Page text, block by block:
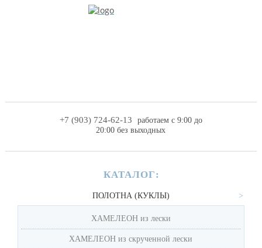
+7 (903) 724-62-13
работаем с 9:00 до
20:00 без выходных
КАТАЛОГ:
ПОЛОТНА (КУКЛЫ)
ХАМЕЛЕОН из лески
ХАМЕЛЕОН из скрученной лески